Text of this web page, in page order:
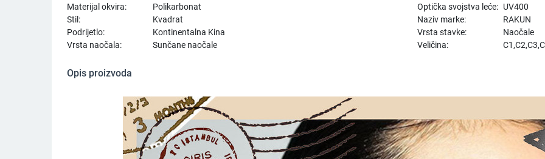
Materijal okvira:
Polikarbonat Optička svojstva leće: UV400
Stil:
Kvadrat Naziv marke:
RAKUN
Podrijetlo:
Kontinentalna Kina Vrsta stavke:
Naočale
Vrsta naočala:
Sunčane naočale Veličina:
Opis proizvoda